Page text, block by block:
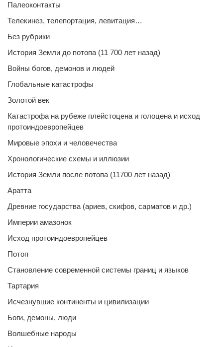
Палеоконтакты
Телекинез, телепортация, левитация…
Без рубрики
История Земли до потопа (11 700 лет назад)
Войны богов, демонов и людей
Глобальные катастрофы
Золотой век
Катастрофа на рубеже плейстоцена и голоцена и исход
протоиндоевропейцев
Мировые эпохи и человечества
Хронологические схемы и иллюзии
История Земли после потопа (11700 лет назад)
Аратта
Древние государства (ариев, скифов, сарматов и др.)
Империи амазонок
Исход протоиндоевропейцев
Потоп
Становление современной системы границ и языков
Тартария
Исчезнувшие континенты и цивилизации
Боги, демоны, люди
Волшебные народы